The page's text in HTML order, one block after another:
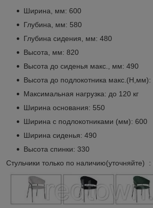
Ширина, мм: 600
Глубина, мм: 580
Глубина сидения, мм: 480
Высота, мм: 820
Высота до сиденья макс., мм: 490
Высота до подлокотника макс.(H,мм):
Максимальная нагрузка: до 120 кг
Ширина основания: 550
Ширина с подлокотниками (мм): 600
Ширина сиденья: 490
Высота спинки: 330
Стульчики только по наличию(уточняйте)